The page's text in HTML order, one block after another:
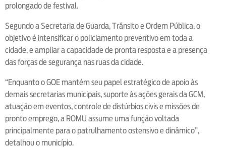
prolongado de festival.
Segundo a Secretaria de Guarda, Trânsito e Ordem Pública, o
objetivo é intensificar o policiamento preventivo em toda a
cidade, e ampliar a capacidade de pronta resposta e a presença
das forças de segurança nas ruas da cidade.
“Enquanto o GOE mantém seu papel estratégico de apoio às
demais secretarias municipais, suporte às ações gerais da GCM,
atuação em eventos, controle de distúrbios civis e missões de
pronto emprego, a ROMU assume uma função voltada
principalmente para o patrulhamento ostensivo e dinâmico”,
detalhou o município.